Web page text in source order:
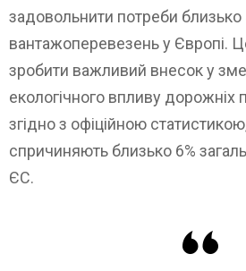
задовольнити потреби близько
вантажоперевезень у Європі.
зробити важливий внесок у
екологічного впливу дорожніх
згідно з офіційною
спричиняють близько 6%
ЄС.